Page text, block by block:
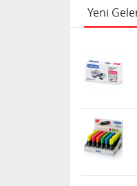
Yeni